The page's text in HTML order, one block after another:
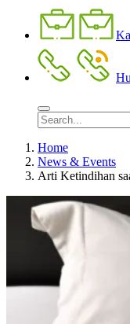
Home
News & Events
Arti Ketindihan